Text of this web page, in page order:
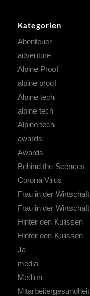
Kategorien
Abenteuer
adventure
Alpine Proof
alpine proof
Alpine tech
alpine tech
Alpine tech
awards
Awards
Behind the Scences
Corona Virus
Frau in der Wirtschaft
Frau in der Wirtschaft
Hinter den Kulissen
Hinter den Kulissen
Ja
media
Medien
Mitarbeitergesundheit